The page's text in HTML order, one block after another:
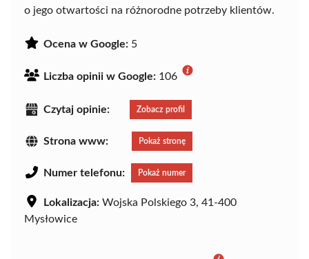
o jego otwartości na różnorodne potrzeby klientów.
Ocena w Google: 5
Liczba opinii w Google: 106
Czytaj opinie: Zobacz profil
Strona www: Pokaż stronę
Numer telefonu: Pokaż numer
Lokalizacja: Wojska Polskiego 3, 41-400
Mysłowice